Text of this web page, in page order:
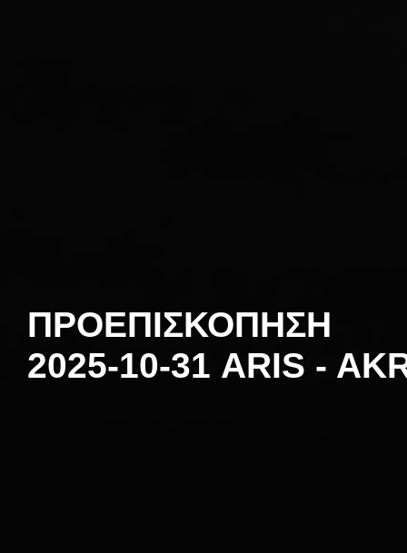
ΠΡΟΕΠΙΣΚΟΠΗΣΗ
2025-10-31 ARIS -